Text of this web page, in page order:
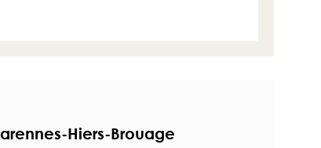
Hiers-Brouage